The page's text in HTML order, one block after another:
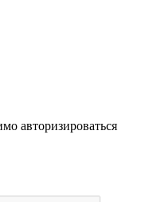
авторизироваться